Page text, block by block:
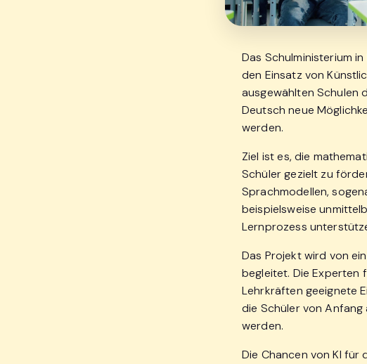
Das Schulministerium
den Einsatz von
ausgewählten Schulen
Deutsch neue
werden.
Ziel ist es, die
Schüler gezielt zu
Sprachmodellen,
beispielsweise
Lernprozess
Das Projekt wird von
begleitet. Die Experten
Lehrkräften geeignete
die Schüler von
werden.
Die Chancen von KI für